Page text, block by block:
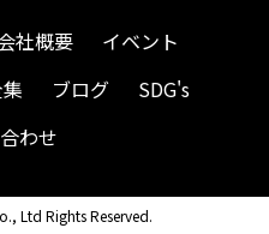
社概要
イベント
ブログ
SDG's
わせ
Ltd Rights Reserved.